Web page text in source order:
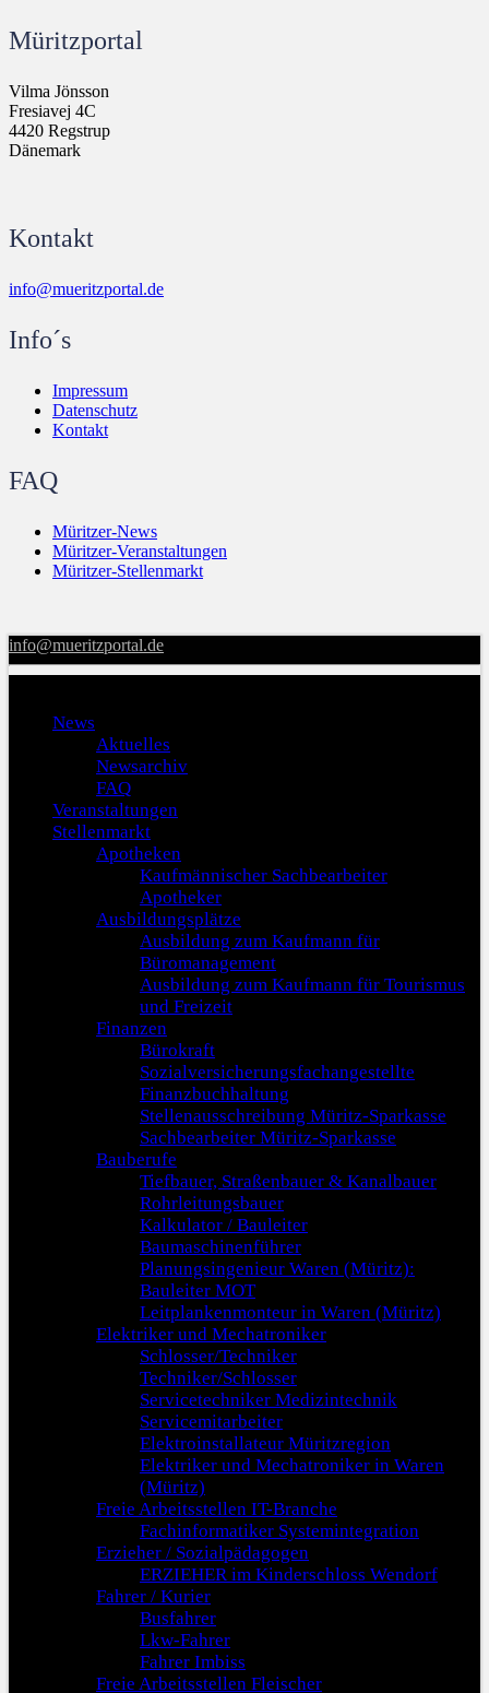
Müritzportal
Vilma Jönsson
Fresiavej 4C
4420 Regstrup
Dänemark
Kontakt
info@mueritzportal.de
Info´s
Impressum
Datenschutz
Kontakt
FAQ
Müritzer-News
Müritzer-Veranstaltungen
Müritzer-Stellenmarkt
info@mueritzportal.de
News
Aktuelles
Newsarchiv
FAQ
Veranstaltungen
Stellenmarkt
Apotheken
Kaufmännischer Sachbearbeiter
Apotheker
Ausbildungsplätze
Ausbildung zum Kaufmann für
Büromanagement
Ausbildung zum Kaufmann für Tourismus
und Freizeit
Finanzen
Bürokraft
Sozialversicherungsfachangestellte
Finanzbuchhaltung
Stellenausschreibung Müritz-Sparkasse
Sachbearbeiter Müritz-Sparkasse
Bauberufe
Tiefbauer, Straßenbauer & Kanalbauer
Rohrleitungsbauer
Kalkulator / Bauleiter
Baumaschinenführer
Planungsingenieur Waren (Müritz):
Bauleiter MOT
Leitplankenmonteur in Waren (Müritz)
Elektriker und Mechatroniker
Schlosser/Techniker
Techniker/Schlosser
Servicetechniker Medizintechnik
Servicemitarbeiter
Elektroinstallateur Müritzregion
Elektriker und Mechatroniker in Waren
(Müritz)
Freie Arbeitsstellen IT-Branche
Fachinformatiker Systemintegration
Erzieher / Sozialpädagogen
ERZIEHER im Kinderschloss Wendorf
Fahrer / Kurier
Busfahrer
Lkw-Fahrer
Fahrer Imbiss
Freie Arbeitsstellen Fleischer